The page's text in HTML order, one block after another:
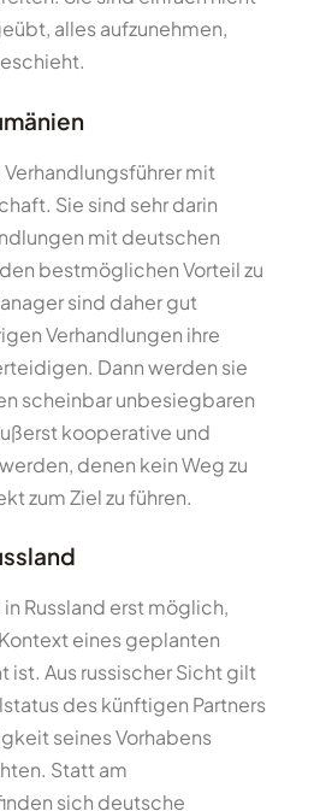
alles aufzunehmen,
mit
Sie sind sehr darin
mit deutschen
bestmöglichen Vorteil zu
sind daher gut
Verhandlungen ihre
Dann werden sie
scheinbar unbesiegbaren
kooperative und
denen kein Weg zu
zum Ziel zu führen.
Russland erst möglich,
eines geplanten
ist. Aus russischer Sicht gilt
des künftigen Partners
seines Vorhabens
Statt am
sich deutsche